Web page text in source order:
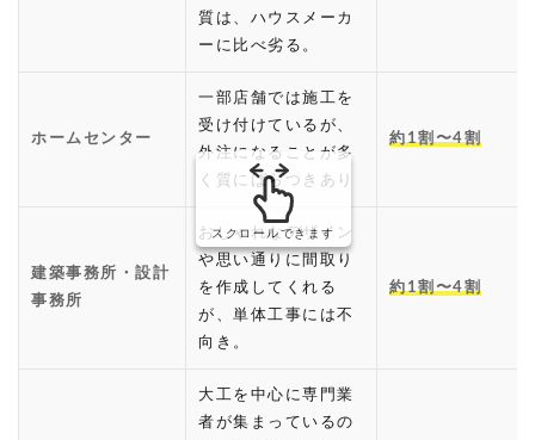
質は、ハウスメーカ
ーに比べ劣る。
ホームセンター
一部店舗では施工を
受け付けているが、
外注になることが多
く質にばらつきあり
約1割〜4割
建築事務所・設計
事務所
おしゃれなデザイン
や思い通りに間取り
を作成してくれる
が、単体工事には不
向き。
約1割〜4割
大工を中心に専門業
者が集まっているの
スクロールできます